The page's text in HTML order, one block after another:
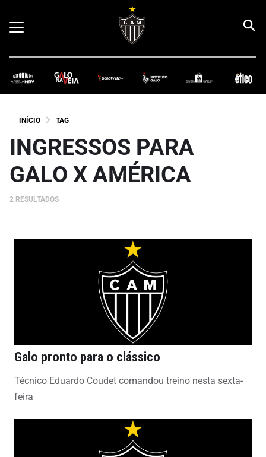
INÍCIO TAG
INGRESSOS PARA
GALO X AMÉRICA
2 RESULTADOS
Galo pronto para o clássico
Técnico Eduardo Coudet comandou treino nesta sexta-
feira